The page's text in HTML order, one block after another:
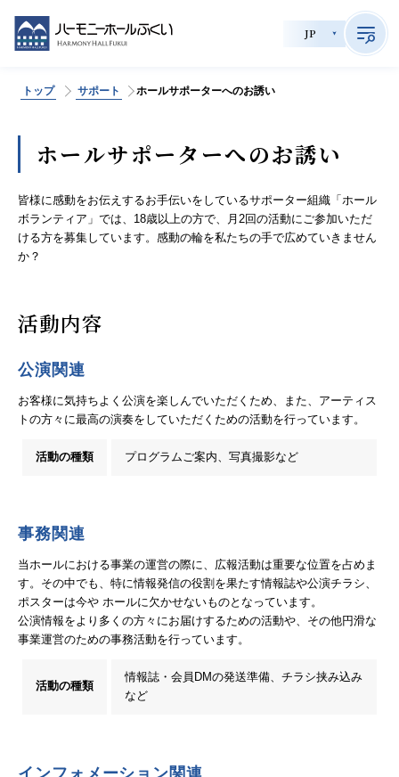
JP
公演情報
チケット購入
貸館利用
施設案内
育成事業
お知らせ
トップ サポート ホールサポーターへのお誘い
ホールサポーターへのお誘い
皆様に感動をお伝えするお手伝いをしているサポーター組織「ホール
ボランティア」では、18歳以上の方で、月2回の活動にご参加いただ
ける方を募集しています。感動の輪を私たちの手で広めていきません
か？
活動内容
公演関連
お客様に気持ちよく公演を楽しんでいただくため、また、アーティス
トの方々に最高の演奏をしていただくための活動を行っています。
活動の種類 プログラムご案内、写真撮影など
事務関連
当ホールにおける事業の運営の際に、広報活動は重要な位置を占めま
す。その中でも、特に情報発信の役割を果たす情報誌や公演チラシ、
ポスターは今や ホールに欠かせないものとなっています。
公演情報をより多くの方々にお届けするための活動や、その他円滑な
事業運営のための事務活動を行っています。
活動の種類
情報誌・会員DMの発送準備、チラシ挟み込み
など
インフォメーション関連